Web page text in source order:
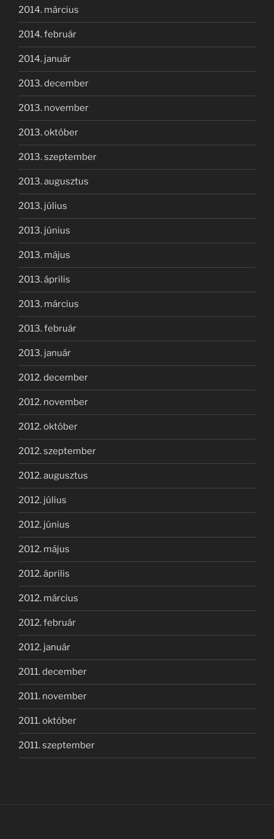
2014. március
2014. február
2014. január
2013. december
2013. november
2013. október
2013. szeptember
2013. augusztus
2013. július
2013. június
2013. május
2013. április
2013. március
2013. február
2013. január
2012. december
2012. november
2012. október
2012. szeptember
2012. augusztus
2012. július
2012. június
2012. május
2012. április
2012. március
2012. február
2012. január
2011. december
2011. november
2011. október
2011. szeptember